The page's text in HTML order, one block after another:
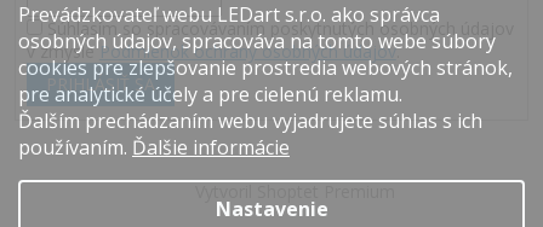
Prevádzkovateľ webu LEDart s.r.o. ako správca
osobných údajov, spracováva na tomto webe súbory
cookies pre zlepšovanie prostredia webových stránok,
pre analytické účely a pre cielenú reklamu.
Ďalším prechádzaním webu vyjadrujete súhlas s ich
používaním. Ďalšie informácie
Nastavenie
Súhlasím so spracovávaním poskytnutých osobných údajov
v zmysle Podmienok ochrany osobných údajov.
PRIHLÁSIŤ SA